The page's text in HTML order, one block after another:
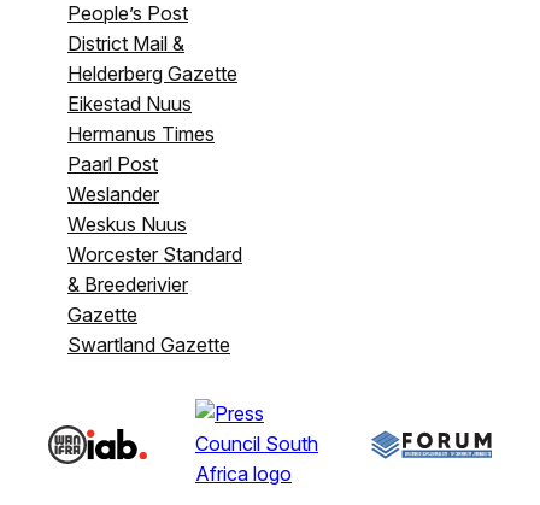
People’s Post
District Mail &
Helderberg Gazette
Eikestad Nuus
Hermanus Times
Paarl Post
Weslander
Weskus Nuus
Worcester Standard
& Breederivier
Gazette
Swartland Gazette